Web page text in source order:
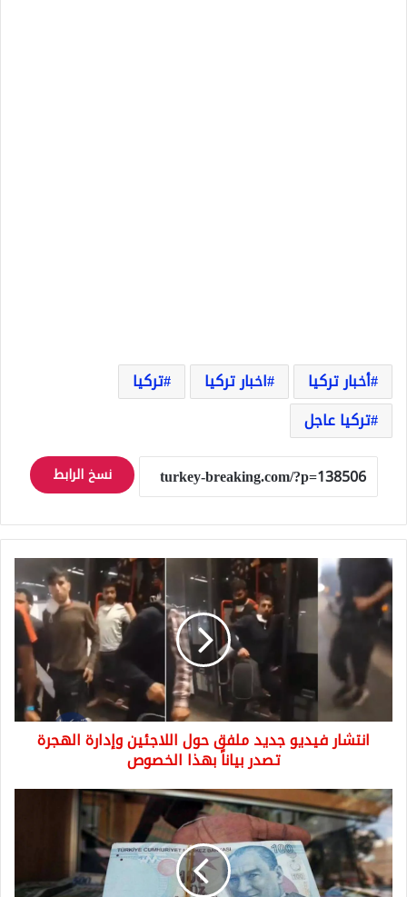
أخبار تركيا اخبار تركيا
تركيا
تركيا عاجل
نسخ الرابط
انتشار
فيديو
جديد
ملفق
حول
اللاجئين
وإدارة
الهجرة
تصدر
انتشار فيديو جديد ملفق حول اللاجئين وإدارة الهجرة
تصدر بياناً بهذا الخصوص
الليرة
التركية
تستعيد
بعضاً
من